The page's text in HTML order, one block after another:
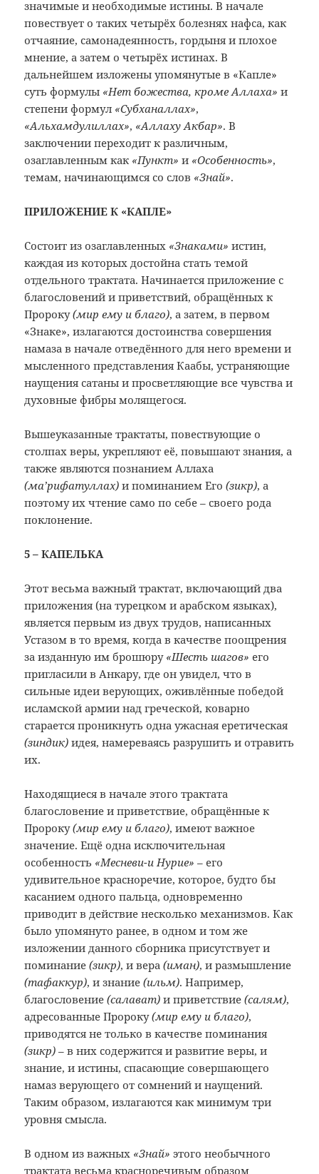
значимые и необходимые истины. В начале
повествует о таких четырёх болезнях нафса, как
отчаяние,самонадеянность, гордыня и плохое
мнение, а затем о четырёх истинах. В
дальнейшем изложены упомянутые в «Капле»
суть формулы «Нет божества, кроме Аллаха» и
степени формул «Субханаллах»,
«Альхамдулиллах», «Аллаху Акбар». В
заключении переходит к различным,
озаглавленным как «Пункт» и «Особенность»,
темам, начинающимся со слов «Знай».
ПРИЛОЖЕНИЕ К «КАПЛЕ»
Состоит из озаглавленных «Знаками» истин,
каждая из которых достойна стать темой
отдельного трактата. Начинается приложение с
благословений и приветствий, обращённых к
Пророку(мир ему и благо), а затем, в первом
«Знаке», излагаются достоинства совершения
намаза в начале отведённого для него времени и
мысленного представления Каабы, устраняющие
наущения сатаны и просветляющие все чувства и
духовные фибры молящегося.
Вышеуказанные трактаты, повествующие о
столпах веры, укрепляют её, повышают знания, а
также являются познанием Аллаха
(ма’рифатуллах) и поминанием Его(зикр), а
поэтому их чтение само по себе–своего рода
поклонение.
5 – КАПЕЛЬКА
Этот весьма важный трактат, включающий два
приложения (на турецком и арабском языках),
является первым из двух трудов, написанных
Устазом в то время, когда в качестве поощрения
за изданную им брошюру «Шесть шагов» его
пригласили в Анкару, где он увидел, что в
сильные идеи верующих, оживлённые победой
исламской армии над греческой, коварно
старается проникнуть одна ужасная еретическая
(зиндик) идея, намереваясь разрушить и отравить
их.
Находящиеся в начале этого трактата
благословение и приветствие, обращённые к
Пророку(мир ему и благо), имеют важное
значение. Ещё одна исключительная
особенность «Месневи-и Нурие» – его
удивительное красноречие, которое, будто бы
касанием одного пальца, одновременно
приводит в действие несколько механизмов. Как
было упомянуто ранее, в одном и том же
изложении данного сборника присутствует и
поминание(зикр), и вера(иман), и размышление
(тафаккур), и знание(ильм). Например,
благословение(салават) и приветствие(салям),
адресованные Пророку(мир ему и благо),
приводятся не только в качестве поминания
(зикр) – в них содержится и развитие веры, и
знание, и истины, спасающие совершающего
намаз верующего от сомнений и наущений.
Таким образом, излагаются как минимум три
уровня смысла.
В одном из важных «Знай» этого необычного
трактата весьма красноречивым образом